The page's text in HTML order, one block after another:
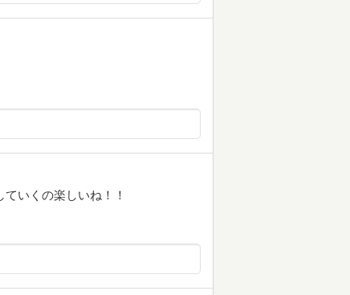
いくの楽しいね！！